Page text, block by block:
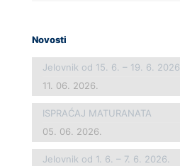
Novosti
Jelovnik od 15. 6. – 19. 6. 2026.
11. 06. 2026.
ISPRAĆAJ MATURANATA
05. 06. 2026.
Jelovnik od 1. 6. – 7. 6. 2026.